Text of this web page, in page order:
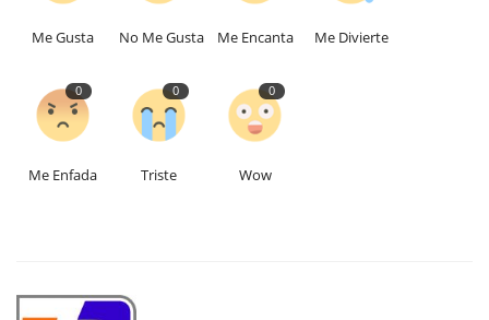
Me Gusta No Me Gusta Me Encanta Me Divierte
0
Me Enfada
0
Triste
0
Wow